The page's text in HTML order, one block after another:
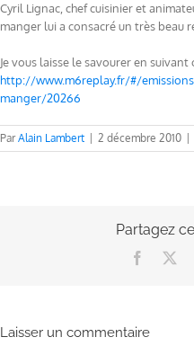
Cyril Lignac, chef cuisinier et
manger lui a consacré un très beau
Je vous laisse le savourer en suivant
http://www.m6replay.fr/#/
manger/20266
ParAlain Lambert 2 décembre 2010
Partagez
Laisser un commentaire